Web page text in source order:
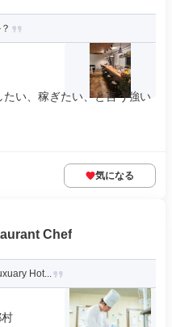
い、稼ぎたい、と言う強い
気になる
Chef
Hot...